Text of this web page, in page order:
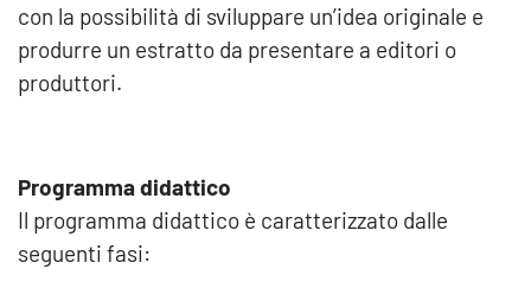
con la possibilità di sviluppare un’idea originale e
produrre un estratto da presentare a editori o
produttori.
Programma didattico
Il programma didattico è caratterizzato dalle
seguenti fasi: